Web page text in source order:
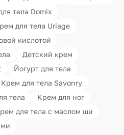
тела Domix
для тела Uriage
кислотой
Детский крем
Йогурт для тела
Крем для тела Savonry
тела
Крем для ног
для тела с маслом ши